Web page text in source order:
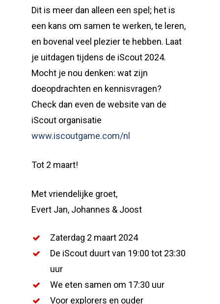
Dit is meer dan alleen een spel; het is
een kans om samen te werken, te leren,
en bovenal veel plezier te hebben. Laat
je uitdagen tijdens de iScout 2024.
Mocht je nou denken: wat zijn
doeopdrachten en kennisvragen?
Check dan even de website van de
iScout organisatie
www.iscoutgame.com/nl
Tot 2 maart!
Met vriendelijke groet,
Evert Jan, Johannes & Joost
Zaterdag 2 maart 2024
De iScout duurt van 19:00 tot 23:30
uur
We eten samen om 17:30 uur
Voor explorers en ouder